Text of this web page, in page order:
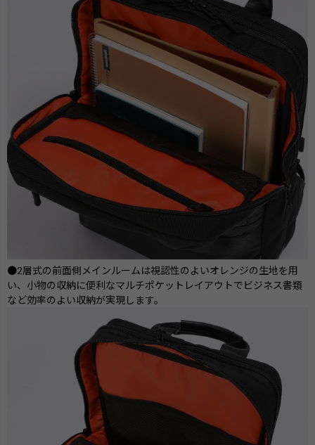
●2層式の前面側メインルームは視認性のよいオレンジの生地を用
い、小物の収納に便利なマルチポケットレイアウトでビジネス書類
など効率のよい収納が実現します。